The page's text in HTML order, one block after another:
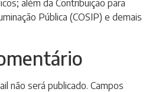
além da Contribuição para
Pública (COSIP) e demais
não será publicado. Campos